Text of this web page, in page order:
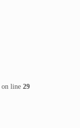
on line 29